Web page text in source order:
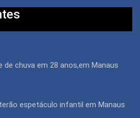
chuva em 28 anos,em Manaus
espetáculo infantil em Manaus